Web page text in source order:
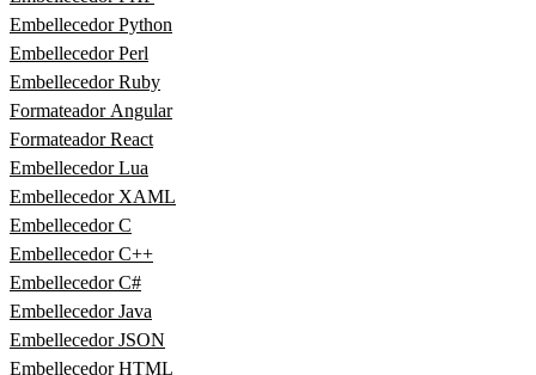
Embellecedor Python
Embellecedor Perl
Embellecedor Ruby
Formateador Angular
Formateador React
Embellecedor Lua
Embellecedor XAML
Embellecedor C
Embellecedor C++
Embellecedor C#
Embellecedor Java
Embellecedor JSON
Embellecedor HTML